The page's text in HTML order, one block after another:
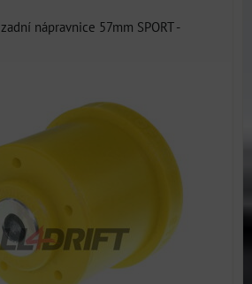
nápravnice 57mm SPORT -